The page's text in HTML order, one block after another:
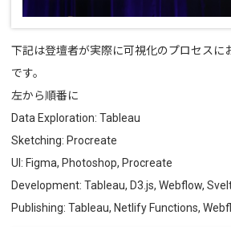
下記は登壇者が実際に可視化のプロセスに
です。
左から順番に
Data Exploration: Tableau
Sketching: Procreate
UI: Figma, Photoshop, Procreate
Development: Tableau, D3.js, Webflow,
Publishing: Tableau, Netlify Functions,